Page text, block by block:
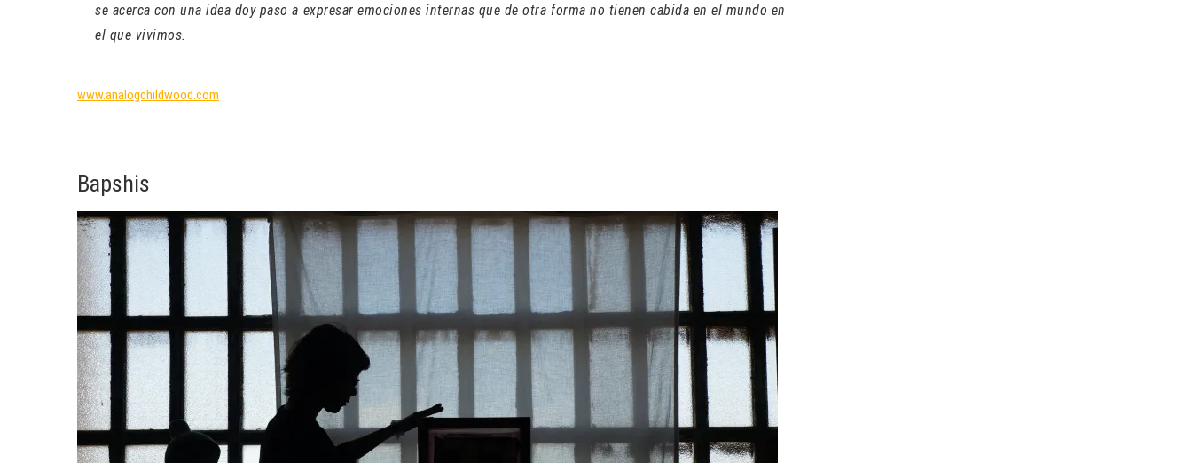
se acerca con una idea doy paso a expresar emociones internas que de otra forma no tienen cabida en el mundo en
el que vivimos.
www.analogchildwood.com
Bapshis